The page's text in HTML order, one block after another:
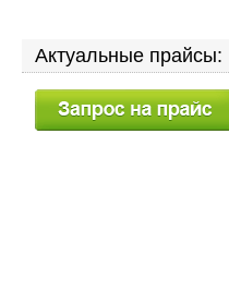
Актуальные прайсы: